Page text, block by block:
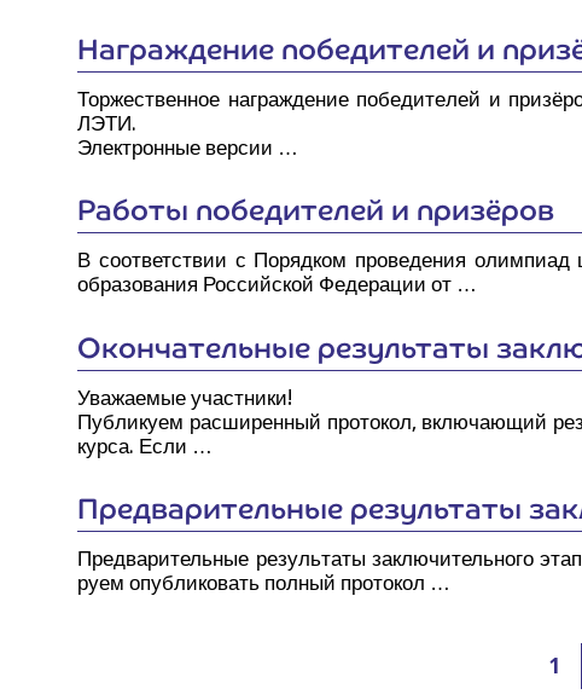
Награж­де­ние побе­ди­те­лей и
Тор­же­ствен­ное награж­де­ние побе­ди­те­лей и
ЛЭТИ.
Элек­трон­ные версии …
Рабо­ты побе­ди­те­лей и призёров
В соот­вет­ствии с Поряд­ком про­ве­де­ния
обра­зо­ва­ния Рос­сий­ской Феде­ра­ции от …
Окон­ча­тель­ные резуль­та­ты
Ува­жа­е­мые участ­ни­ки!
Пуб­ли­ку­ем рас­ши­рен­ный про­то­кол, вклю­ча­ю­щий
кур­са. Если …
Пред­ва­ри­тель­ные резуль­та­ты
Пред­ва­ри­тель­ные резуль­та­ты заклю­чи­тель­но­го
ру­ем опуб­ли­ко­вать пол­ный протокол …
1